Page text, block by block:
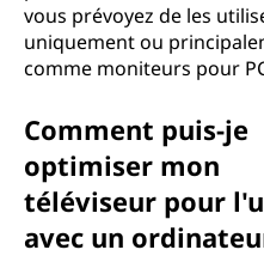
vous prévoyez de les
uniquement ou
comme moniteurs pour
Comment puis-je
optimiser mon
téléviseur pour
avec un